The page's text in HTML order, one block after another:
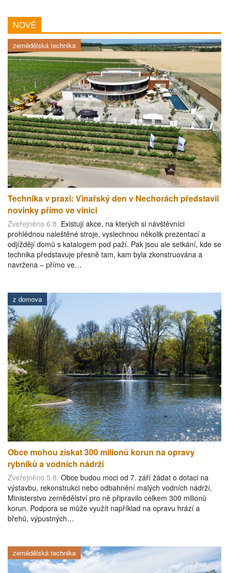
NOVÉ
zemědělská technika
Technika v praxi: Vinařský den v Nechorách představil
novinky přímo ve vinici
Zveřejněno 6.8. Existují akce, na kterých si návštěvníci
prohlédnou naleštěné stroje, vyslechnou několik prezentací a
odjíždějí domů s katalogem pod paží. Pak jsou ale setkání, kde se
technika představuje přesně tam, kam byla zkonstruována a
navržena – přímo ve…
z domova
Obce mohou získat 300 milionů korun na opravy
rybníků a vodních nádrží
Zveřejněno 5.8. Obce budou moci od 7. září žádat o dotaci na
výstavbu, rekonstrukci nebo odbahnění malých vodních nádrží.
Ministerstvo zemědělství pro ně připravilo celkem 300 milionů
korun. Podpora se může využít například na opravu hrází a
břehů, výpustných…
zemědělská technika